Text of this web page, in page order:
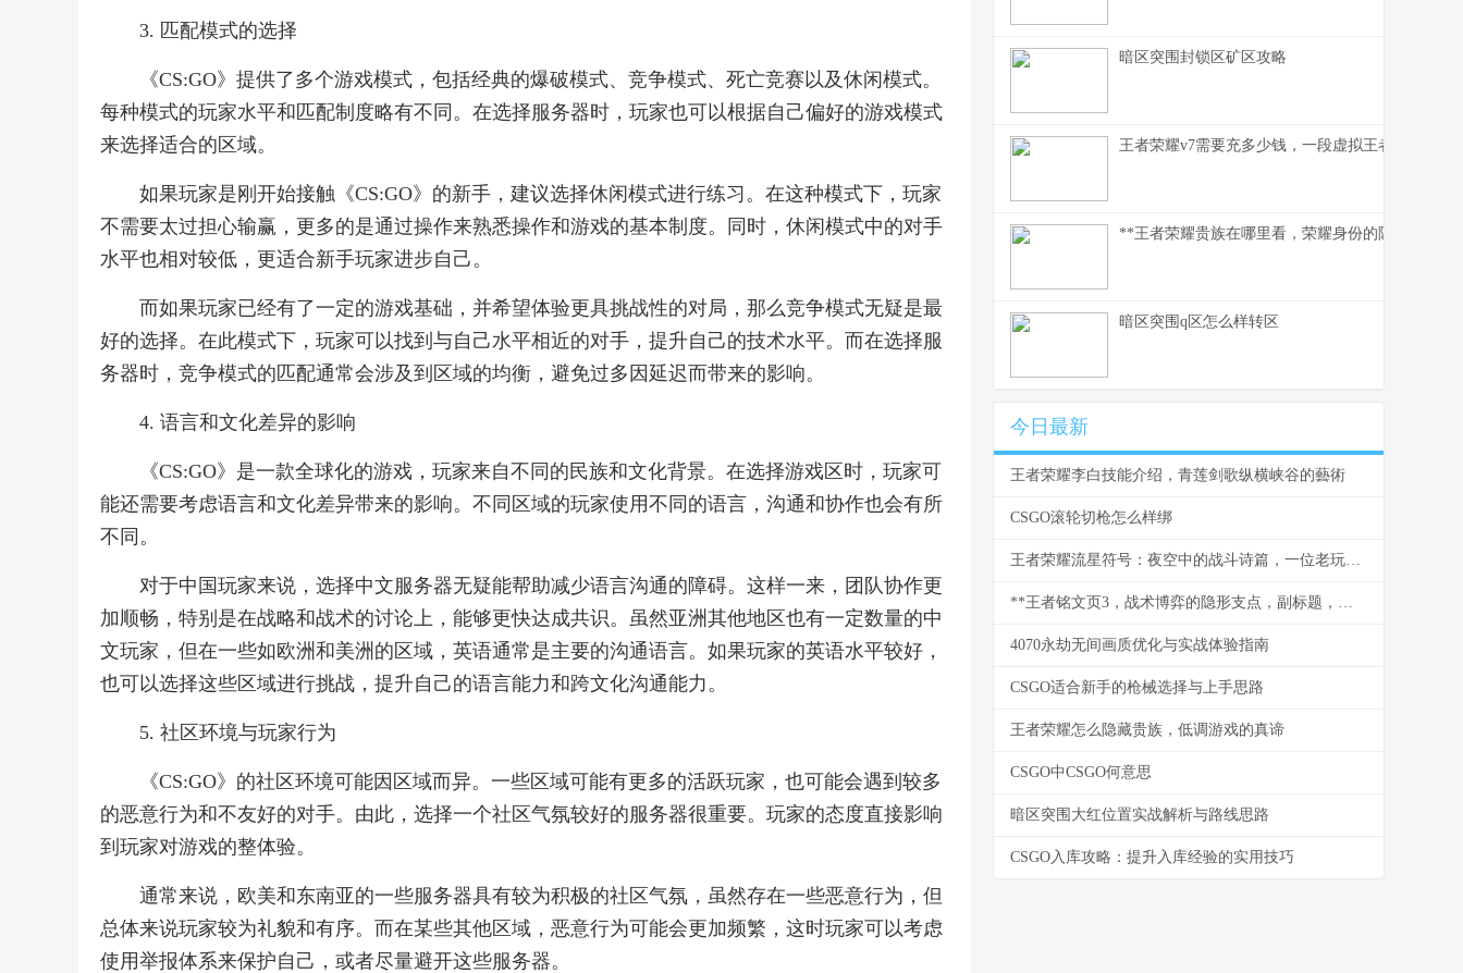
3. 匹配模式的选择
《CS:GO》提供了多个游戏模式，包括经典的爆破模式、竞争模式、死亡竞赛以及休闲模式。
每种模式的玩家水平和匹配制度略有不同。在选择服务器时，玩家也可以根据自己偏好的游戏模式
来选择适合的区域。
如果玩家是刚开始接触《CS:GO》的新手，建议选择休闲模式进行练习。在这种模式下，玩家
不需要太过担心输赢，更多的是通过操作来熟悉操作和游戏的基本制度。同时，休闲模式中的对手
水平也相对较低，更适合新手玩家进步自己。
而如果玩家已经有了一定的游戏基础，并希望体验更具挑战性的对局，那么竞争模式无疑是最
好的选择。在此模式下，玩家可以找到与自己水平相近的对手，提升自己的技术水平。而在选择服
务器时，竞争模式的匹配通常会涉及到区域的均衡，避免过多因延迟而带来的影响。
4. 语言和文化差异的影响
《CS:GO》是一款全球化的游戏，玩家来自不同的民族和文化背景。在选择游戏区时，玩家可
能还需要考虑语言和文化差异带来的影响。不同区域的玩家使用不同的语言，沟通和协作也会有所
不同。
对于中国玩家来说，选择中文服务器无疑能帮助减少语言沟通的障碍。这样一来，团队协作更
加顺畅，特别是在战略和战术的讨论上，能够更快达成共识。虽然亚洲其他地区也有一定数量的中
文玩家，但在一些如欧洲和美洲的区域，英语通常是主要的沟通语言。如果玩家的英语水平较好，
也可以选择这些区域进行挑战，提升自己的语言能力和跨文化沟通能力。
5. 社区环境与玩家行为
《CS:GO》的社区环境可能因区域而异。一些区域可能有更多的活跃玩家，也可能会遇到较多
的恶意行为和不友好的对手。由此，选择一个社区气氛较好的服务器很重要。玩家的态度直接影响
到玩家对游戏的整体验。
通常来说，欧美和东南亚的一些服务器具有较为积极的社区气氛，虽然存在一些恶意行为，但
总体来说玩家较为礼貌和有序。而在某些其他区域，恶意行为可能会更加频繁，这时玩家可以考虑
使用举报体系来保护自己，或者尽量避开这些服务器。
暗区突围封锁区矿区攻略
王者荣耀v7需要充多少钱，一段虚拟王者的现实刻
**王者荣耀贵族在哪里看，荣耀身份的隐秘印记与
暗区突围q区怎么样转区
今日最新
王者荣耀李白技能介绍，青莲剑歌纵横峡谷的藝術
CSGO滚轮切枪怎么样绑
王者荣耀流星符号：夜空中的战斗诗篇，一位老玩家的深情回望
**王者铭文页3，战术博弈的隐形支点，副标题，微调之间改写战局走向**
4070永劫无间画质优化与实战体验指南
CSGO适合新手的枪械选择与上手思路
王者荣耀怎么隐藏贵族，低调游戏的真谛
CSGO中CSGO何意思
暗区突围大红位置实战解析与路线思路
CSGO入库攻略：提升入库经验的实用技巧